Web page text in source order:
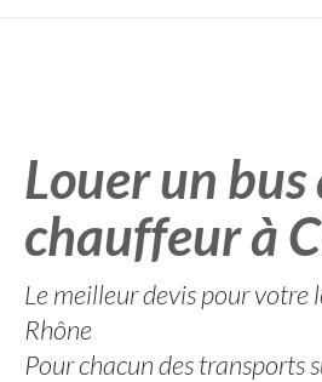
Louer un bus
chauffeur à
Le meilleur devis pour votre
Rhône
Pour chacun des transports